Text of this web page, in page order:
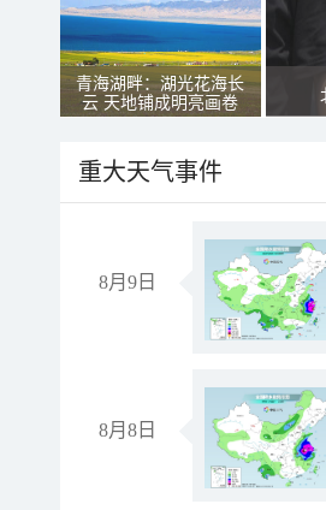
青海湖畔：湖光花海长
云 天地铺成明亮画卷
重大天气事件
8月9日
8月8日